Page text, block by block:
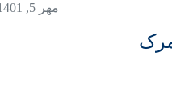
مهر 5, 1401